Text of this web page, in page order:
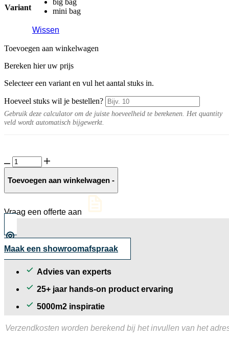
Variant
big bag
mini bag
Wissen
Toevoegen aan winkelwagen
Bereken hier uw prijs
Selecteer een variant en vul het aantal stuks in.
Hoeveel stuks wil je bestellen?
Gebruik deze calculator om de juiste hoeveelheid te berekenen. Het quantity
veld wordt automatisch bijgewerkt.
Moraine
grind
8-
Toevoegen aan winkelwagen -
Vraag een offerte aan
Maak een showroomafspraak
Advies van experts
25+ jaar hands-on product ervaring
5000m2 inspiratie
Verzendkosten worden berekend bij het invullen van het